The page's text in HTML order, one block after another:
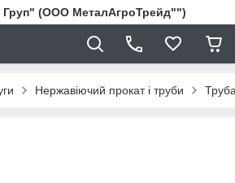
(ООО МеталАгроТрейд"")
Нержавіючий прокат і труби